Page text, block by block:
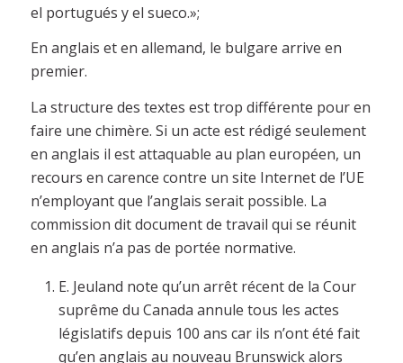
el portugués y el sueco.»;
En anglais et en allemand, le bulgare arrive en
premier.
La structure des textes est trop différente pour en
faire une chimère. Si un acte est rédigé seulement
en anglais il est attaquable au plan européen, un
recours en carence contre un site Internet de l’UE
n’employant que l’anglais serait possible. La
commission dit document de travail qui se réunit
en anglais n’a pas de portée normative.
E. Jeuland note qu’un arrêt récent de la Cour
suprême du Canada annule tous les actes
législatifs depuis 100 ans car ils n’ont été fait
qu’en anglais au nouveau Brunswick alors